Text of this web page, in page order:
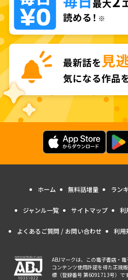
ホーム 無料話増量 ラン
ジャンル一覧 サイトマップ 利
よくあるご質問 / お問い合わせ 利用
ABJマークは、この電子書店・
コンテンツ使用許諾を得た正規
標（登録番号 第6091713号）です